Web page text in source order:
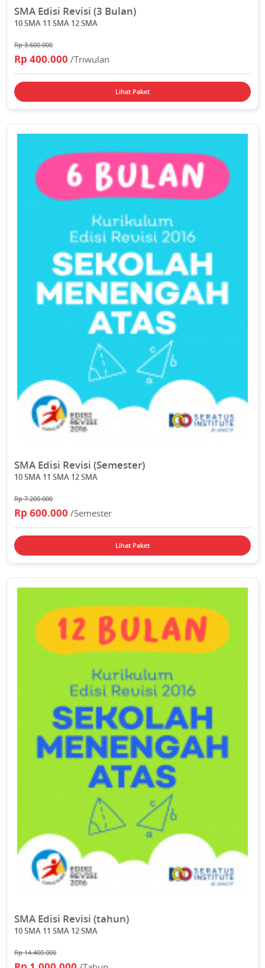
SMA Edisi Revisi (3 Bulan)
10 SMA 11 SMA 12 SMA
Rp 3.600.000
Rp 400.000/Triwulan
Lihat Paket
SMA Edisi Revisi (Semester)
10 SMA 11 SMA 12 SMA
Rp 7.200.000
Rp 600.000/Semester
Lihat Paket
SMA Edisi Revisi (tahun)
10 SMA 11 SMA 12 SMA
Rp 14.400.000